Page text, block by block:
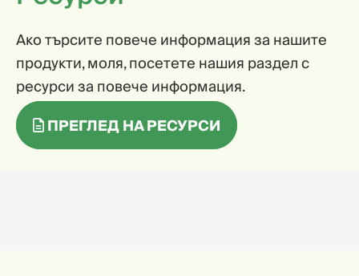
Ако търсите повече информация за нашите
продукти, моля, посетете нашия раздел с
ресурси за повече информация.
ПРЕГЛЕД НА РЕСУРСИ